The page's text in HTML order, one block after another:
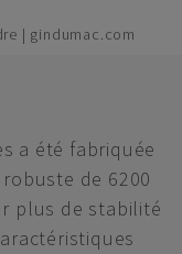
| gindumac.com
a été fabriquée
de 6200
plus de stabilité